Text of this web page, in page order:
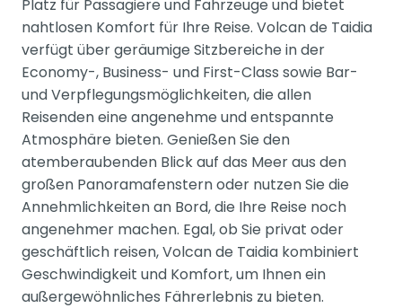
Platz für Passagiere und Fahrzeuge und bietet
nahtlosen Komfort für Ihre Reise. Volcan de Taidia
verfügt über geräumige Sitzbereiche in der
Economy-, Business- und First-Class sowie Bar-
und Verpflegungsmöglichkeiten, die allen
Reisenden eine angenehme und entspannte
Atmosphäre bieten. Genießen Sie den
atemberaubenden Blick auf das Meer aus den
großen Panoramafenstern oder nutzen Sie die
Annehmlichkeiten an Bord, die Ihre Reise noch
angenehmer machen. Egal, ob Sie privat oder
geschäftlich reisen, Volcan de Taidia kombiniert
Geschwindigkeit und Komfort, um Ihnen ein
außergewöhnliches Fährerlebnis zu bieten.